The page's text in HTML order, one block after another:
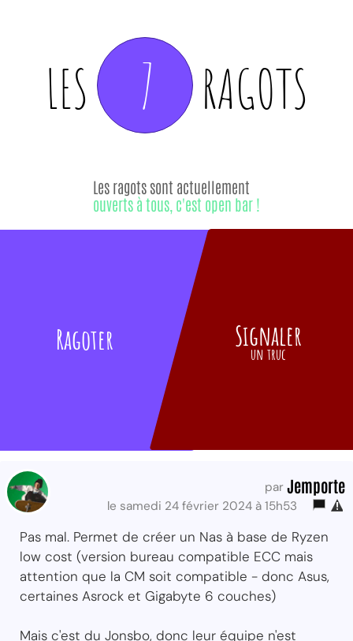
LES 7 RAGOTS
Ragoter
Les ragots sont actuellement
ouverts à tous, c'est open bar !
Signaler
un truc
par Jemporte
le samedi 24 février 2024 à 15h53
Pas mal. Permet de créer un Nas à base de Ryzen
low cost (version bureau compatible ECC mais
attention que la CM soit compatible - donc Asus,
certaines Asrock et Gigabyte 6 couches)
Mais c'est du Jonsbo, donc leur équipe n'est